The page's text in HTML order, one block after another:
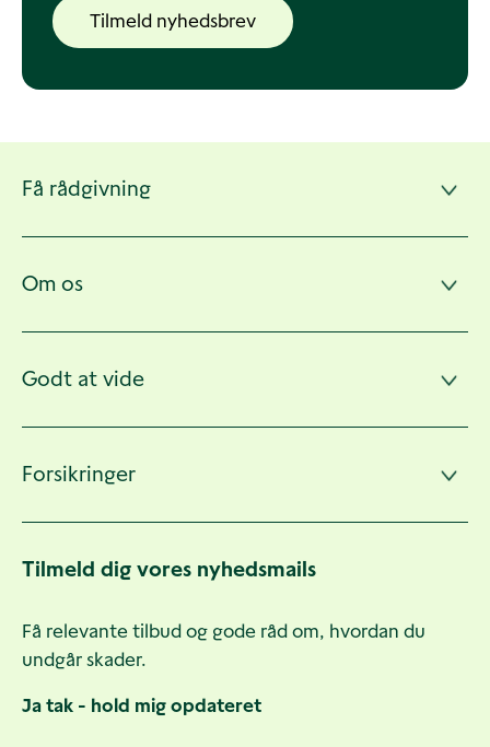
Tilmeld nyhedsbrev
sider
Få rådgivning
Om os
Godt at vide
Forsikringer
Tilmeld dig vores nyhedsmails
Få relevante tilbud og gode råd om, hvordan du
undgår skader.
Ja tak - hold mig opdateret